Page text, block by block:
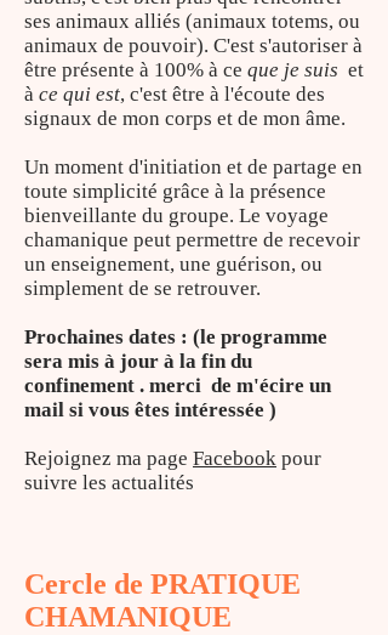
ses animaux alliés (animaux totems, ou
animaux de pouvoir). C'est s'autoriser à
être présente à 100% à ce que je suis et
à ce qui est, c'est être à l'écoute des
signaux de mon corps et de mon âme.
Un moment d'initiation et de partage en
toute simplicité grâce à la présence
bienveillante du groupe. Le voyage
chamanique peut permettre de recevoir
un enseignement, une guérison, ou
simplement de se retrouver.
Prochaines dates : (le programme
sera mis à jour à la fin du
confinement . merci de m'écire un
mail si vous êtes intéressée )
Rejoignez ma page Facebook pour
suivre les actualités
Cercle de PRATIQUE
CHAMANIQUE